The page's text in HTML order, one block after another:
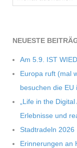
NEU­ESTE
Am 5.9. IST
Europa ruft (mal
besu­chen die EU
„Life in the
Erleb­nisse und
Stadt­ra­deln 2026
Erin­ne­run­gen an